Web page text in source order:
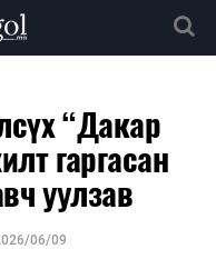
“Дакар
гаргасан
уулзав
06/09